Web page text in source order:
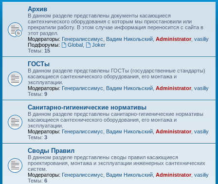
Архив
В данном разделе представлены документы касающиеся
сантехнического оборудования с которым мы приостановили или
прекратили работу. В этом случае информация переносится с сайта в
этот раздел.
Модераторы: Генералиссимус Вадим Никольский Administrator, vasiliy
Подфорумы:
Global,
Joker
Темы: 15
ГОСТы
В данном разделе представлены ГОСТы (государственные стандарты)
касающиеся сантехнического оборудования, его монтажа и
эксплуатации.
Модераторы: Генералиссимус Вадим Никольский Administrator, vasiliy
Темы: 9
Санитарно-гигиенические нормативы
В данном разделе представлены санитарно-гигиенические нормативы
касающиеся сантехнического оборудования, его монтажа и
эксплуатации.
Модераторы: Генералиссимус Вадим Никольский Administrator, vasiliy
Темы: 3
Своды Правил
В данном разделе представлены своды правил касающиеся
проектирования, монтажа и эксплуатации инженерных сантехнических
систем.
Модераторы: Генералиссимус Вадим Никольский Administrator, vasiliy
Темы: 6